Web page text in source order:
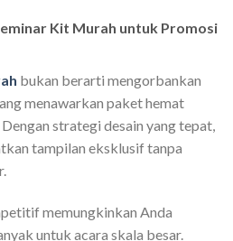
Kit Murah untuk Promosi
bukan berarti mengorbankan
menawarkan paket hemat
strategi desain yang tepat,
tampilan eksklusif tanpa
memungkinkan Anda
untuk acara skala besar.